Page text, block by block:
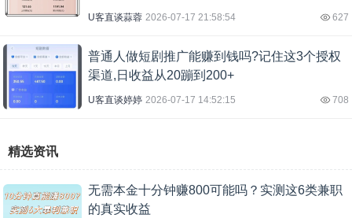
U客直谈蒜蓉 2026-07-17 21:58:54 627
普通人做短剧推广能赚到钱吗?记住这3个授权
渠道,日收益从20蹦到200+
U客直谈婷婷 2026-07-17 14:52:15 708
精选资讯
无需本金十分钟赚800可能吗？实测这6类兼职
的真实收益